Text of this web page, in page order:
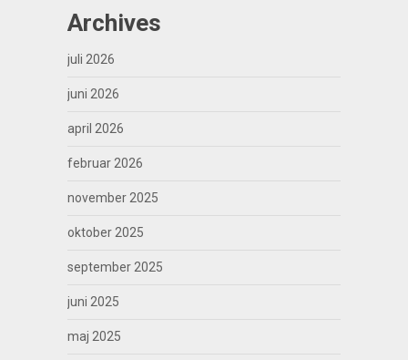
Archives
juli 2026
juni 2026
april 2026
februar 2026
november 2025
oktober 2025
september 2025
juni 2025
maj 2025